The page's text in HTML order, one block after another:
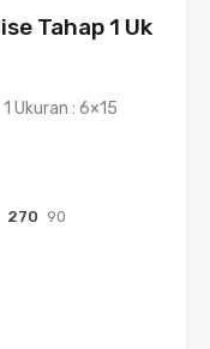
Tahap 1 Uk
Ukuran : 6×15
270 90